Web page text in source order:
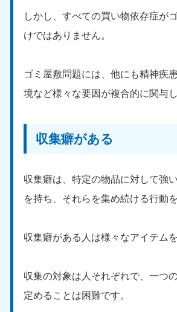
しかし、すべての買い物依存症が
けではありません。
ゴミ屋敷問題には、他にも精神疾
境など様々な要因が複合的に関与し
収集癖がある
収集癖は、特定の物品に対して強
を持ち、それらを集め続ける行動
収集癖がある人は様々なアイテムを
収集の対象は人それぞれで、一つ
定めることは困難です。